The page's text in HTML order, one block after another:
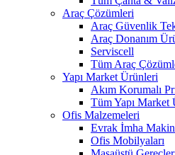
Araç Çözümleri
Araç Güvenlik
Araç Donanım
Serviscell
Tüm Araç
Yapı Market Ürünleri
Akım Korumalı
Tüm Yapı Market
Ofis Malzemeleri
Evrak İmha
Ofis Mobilyaları